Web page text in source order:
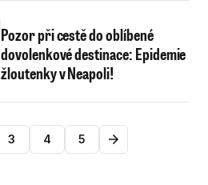
Pozor při cestě do oblíbené
dovolenkové destinace: Epidemie
žloutenky v Neapoli!
3 4 5